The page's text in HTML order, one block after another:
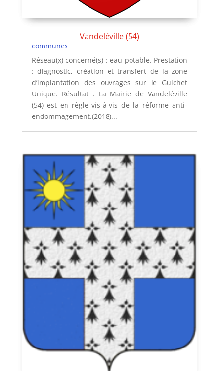
Vandeléville (54)
communes
Réseau(x) concerné(s) : eau potable. Prestation
: diagnostic, création et transfert de la zone
d’implantation des ouvrages sur le Guichet
Unique. Résultat : La Mairie de Vandeléville
(54) est en règle vis-à-vis de la réforme anti-
endommagement.(2018)...